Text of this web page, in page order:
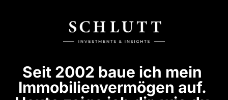
Seit 2002 baue ich mein
Immobilienvermögen auf.